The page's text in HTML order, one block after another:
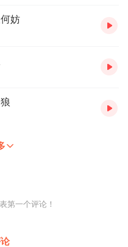
妨
第一个评论！